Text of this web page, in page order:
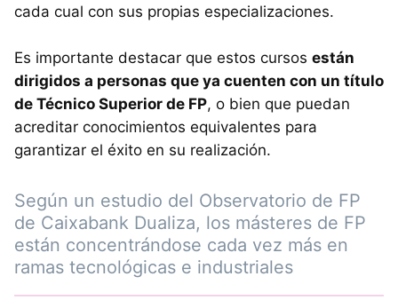
cada cual con sus propias especializaciones.
Es importante destacar que estos cursos están
dirigidos a personas que ya cuenten con un título
de Técnico Superior de FP, o bien que puedan
acreditar conocimientos equivalentes para
garantizar el éxito en su realización.
Según un estudio del Observatorio de FP
de Caixabank Dualiza, los másteres de FP
están concentrándose cada vez más en
ramas tecnológicas e industriales